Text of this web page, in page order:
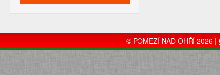
© POMEZÍ NAD OHŘÍ 2026 |